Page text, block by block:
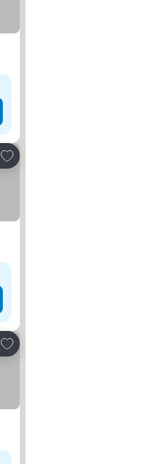
Dodati u favorite
Dodati u favorite